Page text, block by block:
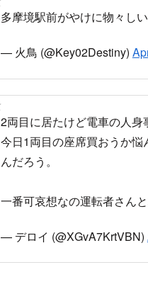
多摩境駅前がやけに物々し
— 火鳥 (@Key02Destiny)
2両目に居たけど電車の人身
今日1両目の座席買おうか
んだろう。
一番可哀想なの運転者さん
— デロイ (@XGvA7KrtVBN)